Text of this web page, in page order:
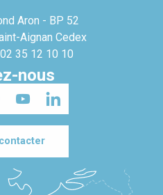
Aron - BP 52
Aignan Cedex
35 12 10 10
nous